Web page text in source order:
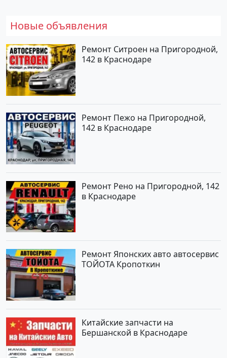
Новые объявления
Ремонт Ситроен на Пригородной,
142 в Краснодаре
Ремонт Пежо на Пригородной,
142 в Краснодаре
Ремонт Рено на Пригородной, 142
в Краснодаре
Ремонт Японских авто автосервис
ТОЙОТА Кропоткин
Китайские запчасти на
Бершанской в Краснодаре